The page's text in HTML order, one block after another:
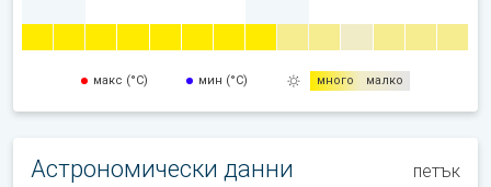
макс (°C) мин (°C) много малко
Астрономически данни петък